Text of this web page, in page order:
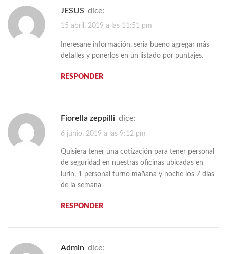
JESUS dice:
15 abril, 2019 a las 11:51 pm
Ineresane información, seria bueno agregar más
detalles y ponerlos en un listado por puntajes.
RESPONDER
Fiorella zeppilli dice:
6 junio, 2019 a las 9:12 pm
Quisiera tener una cotización para tener personal
de seguridad en nuestras oficinas ubicadas en
lurin, 1 personal turno mañana y noche los 7 días
de la semana
RESPONDER
admin dice: